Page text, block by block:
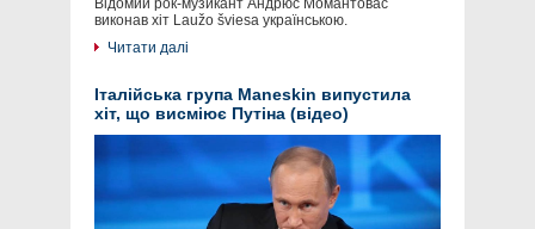
Відомий рок-музикант Андрюс Момантовас
виконав хіт Laužo šviesa українською.
Читати далі
Італійська група Maneskin випустила
хіт, що висміює Путіна (відео)